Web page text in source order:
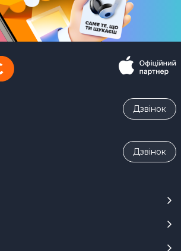
Дзвiнок
Дзвiнок